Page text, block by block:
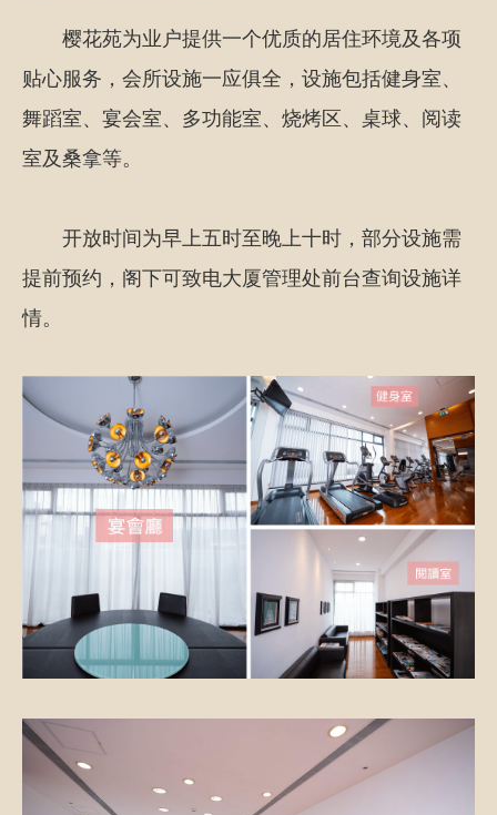
樱花苑为业户提供一个优质的居住环境及各项
贴心服务，会所设施一应俱全，设施包括健身室、
舞蹈室、宴会室、多功能室、烧烤区、桌球、阅读
室及桑拿等。
开放时间为早上五时至晚上十时，部分设施需
提前预约，阁下可致电大厦管理处前台查询设施详
情。